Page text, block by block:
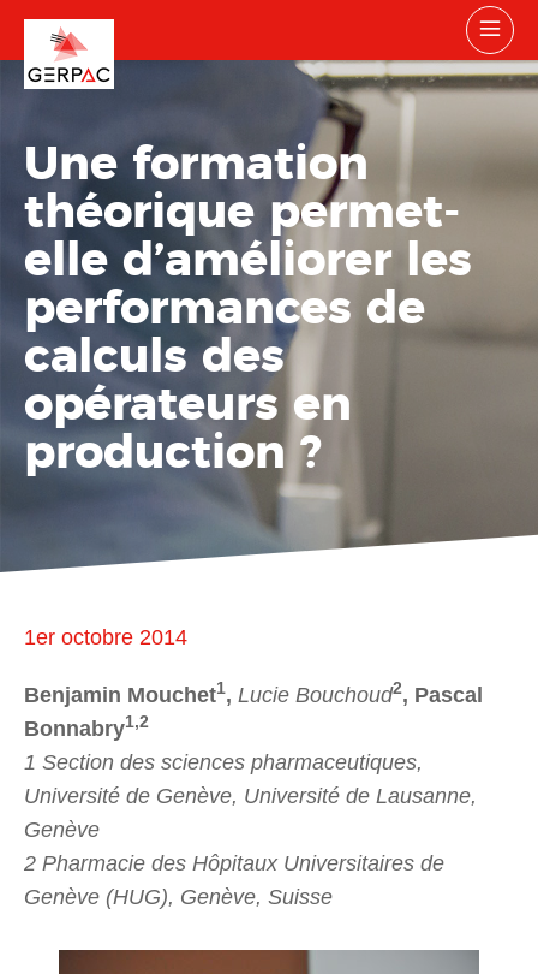
Une formation
théorique permet-
elle d’améliorer les
performances de
calculs des
opérateurs en
production ?
1er octobre 2014
Benjamin Mouchet1, Lucie Bouchoud2, Pascal
Bonnabry1,2
1 Section des sciences pharmaceutiques,
Université de Genève, Université de Lausanne,
Genève
2 Pharmacie des Hôpitaux Universitaires de
Genève (HUG), Genève, Suisse